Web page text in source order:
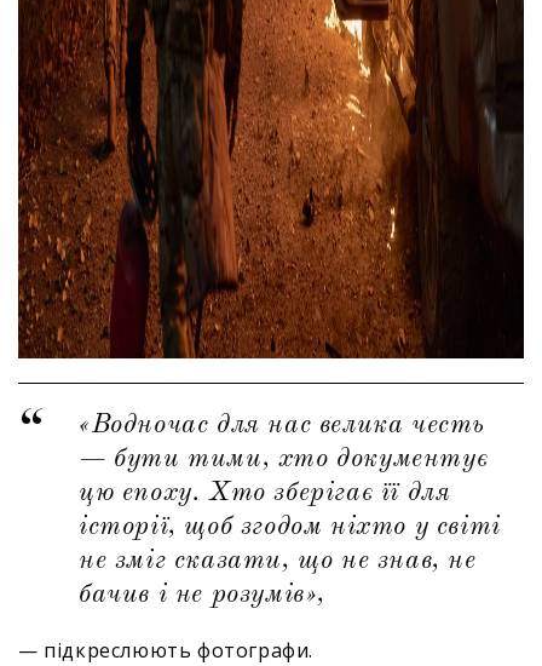
«Водночас для нас велика честь
— бути тими, хто документує
цю епоху. Хто зберігає її для
історії, щоб згодом ніхто у світі
не зміг сказати, що не знав, не
бачив і не розумів»,
— підкреслюють фотографи.